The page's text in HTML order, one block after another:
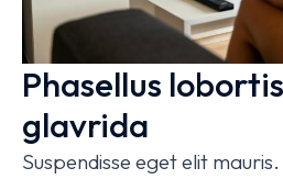
Phasellus
glavrida
Suspendisse eget elit